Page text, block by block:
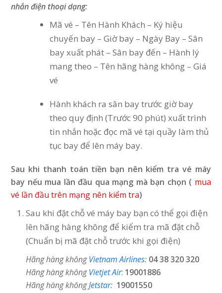
nhắn điện thoại dạng:
Mã vé – Tên Hành Khách – Ký hiệu
chuyến bay – Giờ bay – Ngày Bay – Sân
bay xuất phát – Sân bay đến – Hành lý
mang theo – Tên hãng hàng không – Giá
vé
Hành khách ra sân bay trước giờ bay
theo quy định (Trước 90 phút) xuất trình
tin nhắn hoặc đọc mã vé tại quầy làm thủ
tục bay để lên máy bay.
Sau khi thanh toán tiền bạn nên kiểm tra vé máy
bay nếu mua lần đầu qua mạng mà bạn chọn ( mua
vé lần đầu trên mạng nên kiểm tra)
Sau khi đặt chỗ vé máy bay bạn có thể gọi điện
lên hãng hàng không để kiểm tra mã đặt chỗ
(Chuẩn bị mã đặt chỗ trước khi gọi điện)
Hãng hàng khôngVietnam Airlines: 04 38 320 320
Hãng hàng khôngVietjet Air: 19001886
Hãng hàng khôngJetstar: 19001550